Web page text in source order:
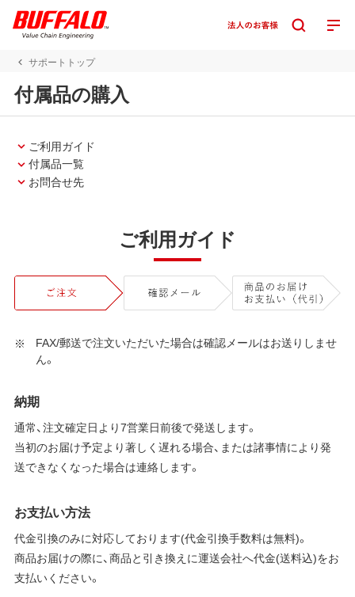
サポートトップ
付属品の購入
ご利用ガイド
付属品一覧
お問合せ先
ご利用ガイド
FAX/郵送で注文いただいた場合は確認メールはお送りしませ
ん。
納期
通常、注文確定日より7営業日前後で発送します。
当初のお届け予定より著しく遅れる場合、または諸事情により発
送できなくなった場合は連絡します。
お支払い方法
代金引換のみに対応しております(代金引換手数料は無料)。
商品お届けの際に、商品と引き換えに運送会社へ代金(送料込)をお
支払いください。